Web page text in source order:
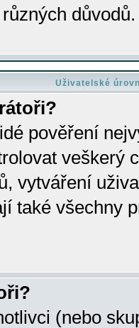
důvodů.
Uživatelské
pověření
veškerý
vytváření
také všechny
(nebo